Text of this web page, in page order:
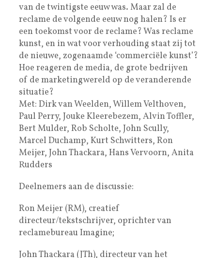
van de twintigste eeuw was. Maar zal de
reclame de volgende eeuw nog halen? Is er
een toekomst voor de reclame? Was reclame
kunst, en in wat voor verhouding staat zij tot
de nieuwe, zogenaamde ‘commerciële kunst’?
Hoe reageren de media, de grote bedrijven
of de marketingwereld op de veranderende
situatie?
Met: Dirk van Weelden, Willem Velthoven,
Paul Perry, Jouke Kleerebezem, Alvin Toffler,
Bert Mulder, Rob Scholte, John Scully,
Marcel Duchamp, Kurt Schwitters, Ron
Meijer, John Thackara, Hans Vervoorn, Anita
Rudders
Deelnemers aan de discussie:
Ron Meijer (RM), creatief
directeur/tekstschrijver, oprichter van
reclamebureau Imagine;
John Thackara (JTh), directeur van het